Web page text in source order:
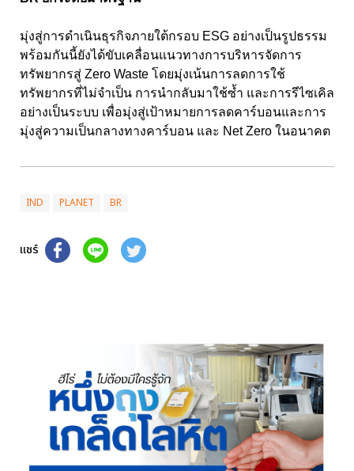
มุ่งสู่การดำเนินธุรกิจภายใต้กรอบ ESG อย่างเป็นรูปธรรม
พร้อมกันนี้ยังได้ขับเคลื่อนแนวทางการบริหารจัดการ
ทรัพยากรสู่ Zero Waste โดยมุ่งเน้นการลดการใช้
ทรัพยากรที่ไม่จำเป็น การนำกลับมาใช้ซ้ำ และการรีไซเคิล
อย่างเป็นระบบ เพื่อมุ่งสู่เป้าหมายการลดคาร์บอนและการ
มุ่งสู่ความเป็นกลางทางคาร์บอน และ Net Zero ในอนาคต
IND PLANET BR
แชร์